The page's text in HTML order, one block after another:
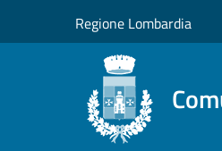
Regione Lombardia